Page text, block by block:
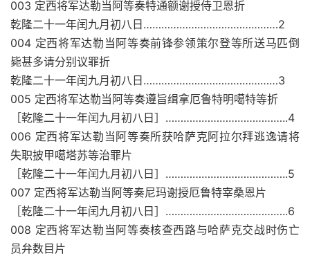
003 定西将军达勒当阿等奏特通额谢授侍卫恩折
乾隆二十一年闰九月初八日………………………………………2
004 定西将军达勒当阿等奏前锋参领策尔登等所送马匹倒
毙甚多请分别议罪折
乾隆二十一年闰九月初八日………………………………………3
005 定西将军达勒当阿等奏遵旨缉拿厄鲁特明噶特等折
［乾隆二十一年闰九月初八日］…………………………………..4
006 定西将军达勒当阿等奏所获哈萨克阿拉尔拜逃逸请将
失职披甲噶塔苏等治罪片
［乾隆二十一年闰九月初八日］…………………………………..5
007 定西将军达勒当阿等奏尼玛谢授厄鲁特宰桑恩片
［乾隆二十一年闰九月初八日］…………………………………..6
008 定西将军达勒当阿等奏核查西路与哈萨克交战时伤亡
员弁数目片